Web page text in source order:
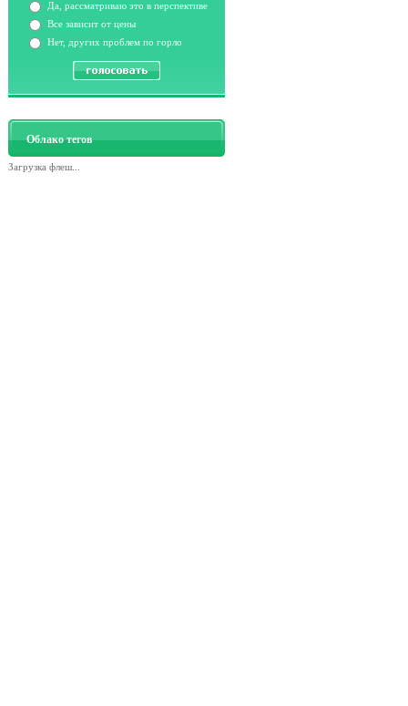
Да, рассматриваю это в перспективе
Все зависит от цены
Нет, других проблем по горло
Облако тегов
Загрузка флеш...